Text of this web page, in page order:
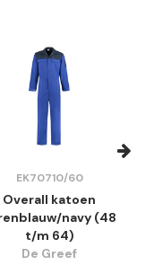
EK70710/60
Overall katoen
navy (48
t/m 64)
De Greef